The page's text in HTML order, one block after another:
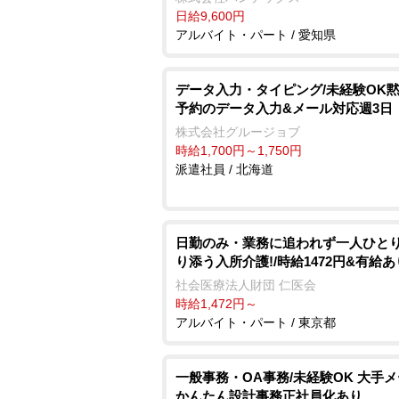
日給9,600円
アルバイト・パート / 愛知県
データ入力・タイピング/未経験OK
予約のデータ入力&メール対応週3日
株式会社グルージョブ
時給1,700円～1,750円
派遣社員 / 北海道
日勤のみ・業務に追われず一人ひと
り添う入所介護!/時給1472円&有給あ
社会医療法人財団 仁医会
時給1,472円～
アルバイト・パート / 東京都
一般事務・OA事務/未経験OK 大手
かんたん設計事務正社員化あり